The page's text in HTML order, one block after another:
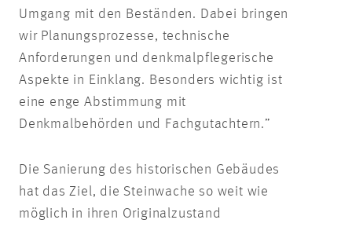
Umgang mit den Beständen. Dabei bringen
wir Planungsprozesse, technische
Anforderungen und denkmalpflegerische
Aspekte in Einklang. Besonders wichtig ist
eine enge Abstimmung mit
Denkmalbehörden und Fachgutachtern.”
Die Sanierung des historischen Gebäudes
hat das Ziel, die Steinwache so weit wie
möglich in ihren Originalzustand